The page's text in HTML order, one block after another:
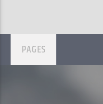
PAGES